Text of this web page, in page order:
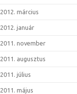
2012. március
2012. január
2011. november
2011. augusztus
2011. július
2011. május